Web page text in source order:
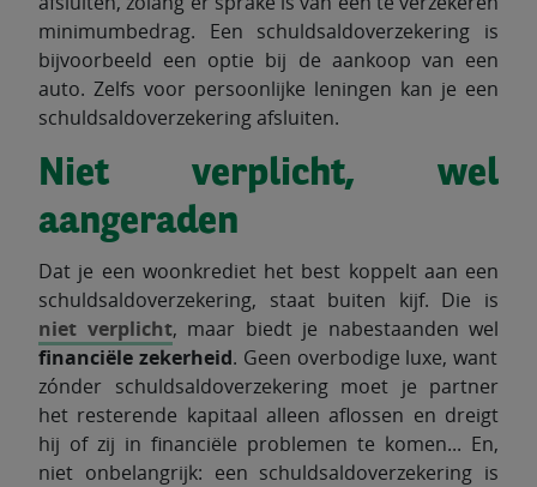
minimumbedrag. Een schuldsaldoverzekering is
bijvoorbeeld een optie bij de aankoop van een
auto. Zelfs voor persoonlijke leningen kan je een
schuldsaldoverzekering afsluiten.
Niet verplicht, wel
aangeraden
Dat je een woonkrediet het best koppelt aan een
schuldsaldoverzekering, staat buiten kijf. Die is
niet verplicht, maar biedt je nabestaanden wel
financiële zekerheid. Geen overbodige luxe, want
zónder schuldsaldoverzekering moet je partner
het resterende kapitaal alleen aflossen en dreigt
hij of zij in financiële problemen te komen... En,
niet onbelangrijk: een schuldsaldoverzekering is